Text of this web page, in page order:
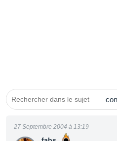
27 Septembre 2004 à 13:19